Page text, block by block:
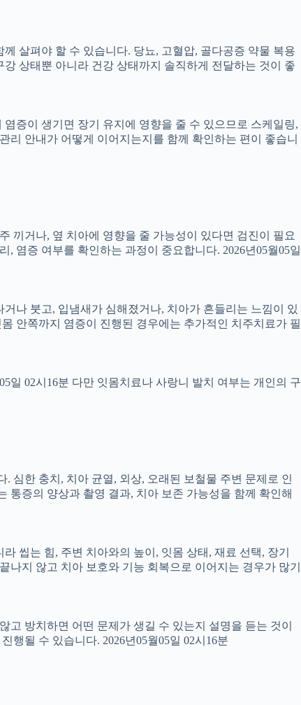
살펴야 할 수 있습니다. 당뇨, 고혈압, 골다공증 약물 복용
상태뿐 아니라 건강 상태까지 솔직하게 전달하는 것이 좋
증이 생기면 장기 유지에 영향을 줄 수 있으므로 스케일링,
리 안내가 어떻게 이어지는지를 함께 확인하는 편이 좋습니
끼거나, 옆 치아에 영향을 줄 가능성이 있다면 검진이 필요
염증 여부를 확인하는 과정이 중요합니다. 2026년05월05일
나 붓고, 입냄새가 심해졌거나, 치아가 흔들리는 느낌이 있
안쪽까지 염증이 진행된 경우에는 추가적인 치주치료가 필
일 02시16분 다만 잇몸치료나 사랑니 발치 여부는 개인의 구
심한 충치, 치아 균열, 외상, 오래된 보철물 주변 문제로 인
통증의 양상과 촬영 결과, 치아 보존 가능성을 함께 확인해
씹는 힘, 주변 치아와의 높이, 잇몸 상태, 재료 선택, 장기
지 않고 치아 보호와 기능 회복으로 이어지는 경우가 많기
고 방치하면 어떤 문제가 생길 수 있는지 설명을 듣는 것이
행될 수 있습니다. 2026년05월05일 02시16분